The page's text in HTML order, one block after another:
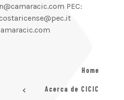
PEC:
Home
Acerca de CICIC